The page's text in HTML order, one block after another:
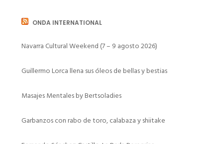
ONDA INTERNATIONAL
Navarra Cultural Weekend (7 – 9 agosto 2026)
Guillermo Lorca llena sus óleos de bellas y bestias
Masajes Mentales by Bertsoladies
Garbanzos con rabo de toro, calabaza y shiitake